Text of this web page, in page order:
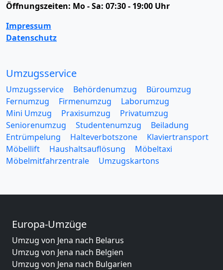
Öffnungszeiten: Mo - Sa: 07:30 - 19:00 Uhr
Impressum
Datenschutz
Umzugsservice
Umzugsservice Behördenumzug
Büroumzug
Fernumzug
Firmenumzug
Laborumzug
Mini Umzug
Praxisumzug
Privatumzug
Seniorenumzug
Studentenumzug
Beiladung
Entrümpelung
Halteverbotszone
Klaviertransport
Möbellift
Haushaltsauflösung
Möbeltaxi
Möbelmitfahrzentrale
Umzugskartons
Europa-Umzüge
Umzug von Jena nach Belarus
Umzug von Jena nach Belgien
Umzug von Jena nach Bulgarien